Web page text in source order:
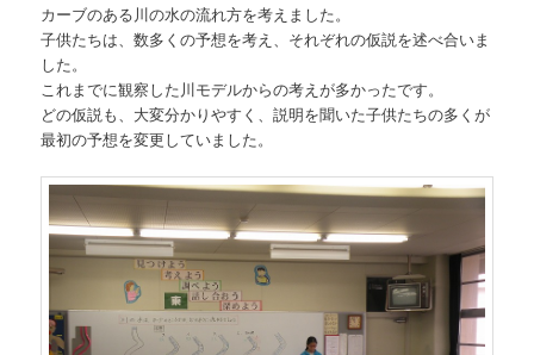
カーブのある川の水の流れ方を考えました。
子供たちは、数多くの予想を考え、それぞれの仮説を述べ合いま
した。
これまでに観察した川モデルからの考えが多かったです。
どの仮説も、大変分かりやすく、説明を聞いた子供たちの多くが
最初の予想を変更していました。